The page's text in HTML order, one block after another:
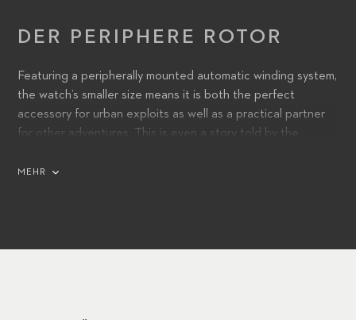
DER PERIPHERE ROTOR
Featuring a peripherally mounted automatic winding system,
the watch’s smaller size means it is both the perfect
accessory for urban exploits as well as a practical partner
for other adventures. This is even a story told by the
which recharges the watch every time it changes direction,
MEHR